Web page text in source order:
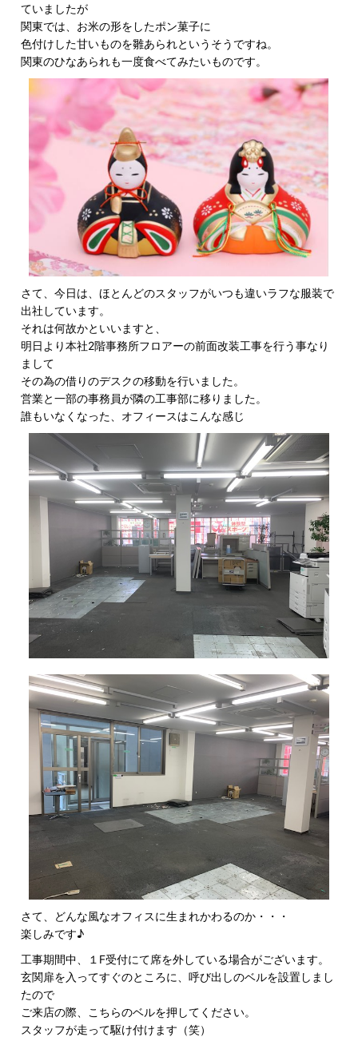
ていましたが
関東では、お米の形をしたポン菓子に
色付けした甘いものを雛あられというそうですね。
関東のひなあられも一度食べてみたいものです。
さて、今日は、ほとんどのスタッフがいつも違いラフな服装で
出社しています。
それは何故かといいますと、
明日より本社2階事務所フロアーの前面改装工事を行う事なり
まして
その為の借りのデスクの移動を行いました。
営業と一部の事務員が隣の工事部に移りました。
誰もいなくなった、オフィースはこんな感じ
さて、どんな風なオフィスに生まれかわるのか・・・
楽しみです♪
工事期間中、１F受付にて席を外している場合がございます。
玄関扉を入ってすぐのところに、呼び出しのベルを設置しまし
たので
ご来店の際、こちらのベルを押してください。
スタッフが走って駆け付けます（笑）